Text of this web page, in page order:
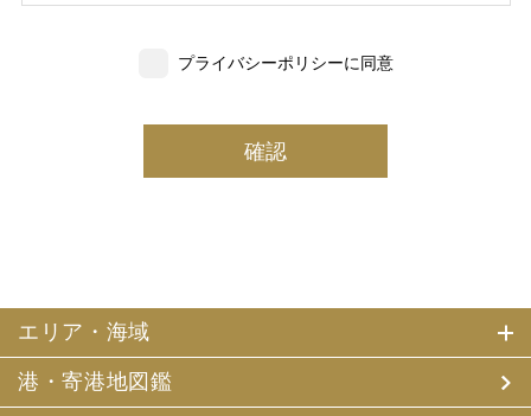
いただいた個人情報の一部を個人データとして保有
(3) 当社は、当社で就業する社員及び社員の扶養親族、及
び当社が支払調書等を作成する継続的契約関係のある個人
います。）は、お客様がご旅行の申込みの際にお申出いた
だいた個人情報についてお客様との連絡のために利用させ
ていただくほか、お客様がお申込みいただいた旅行におい
て運送・宿泊機関等（主要な運送・宿泊機関等について契
約書面に記載されています）の提供する旅行サービスの手
プライバシーポリシーに同意
エリア・海域
港・寄港地図鑑